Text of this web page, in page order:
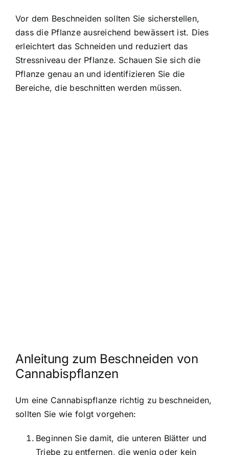
Vor dem Beschneiden sollten Sie sicherstellen,
dass die Pflanze ausreichend bewässert ist. Dies
erleichtert das Schneiden und reduziert das
Stressniveau der Pflanze. Schauen Sie sich die
Pflanze genau an und identifizieren Sie die
Bereiche, die beschnitten werden müssen.
Anleitung zum Beschneiden von
Cannabispflanzen
Um eine Cannabispflanze richtig zu beschneiden,
sollten Sie wie folgt vorgehen:
Beginnen Sie damit, die unteren Blätter und
Triebe zu entfernen, die wenig oder kein